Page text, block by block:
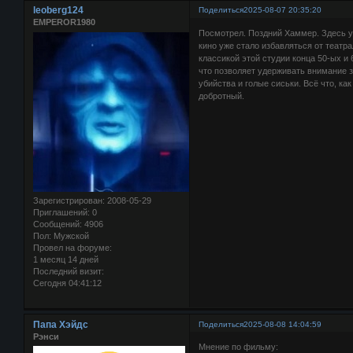
Поделиться2025-08-07 20:35:20
leoberg124
EMPEROR1980
Зарегистрирован: 2008-05-29
Приглашений: 0
Сообщений: 4906
Пол: Мужской
Провел на форуме:
1 месяц 14 дней
Последний визит:
Сегодня 04:41:12
Посмотрел. Поздний Хаммер. Здесь
кино уже стало избавляться от
классикой этой студии конца 50-ых
что позволяет удерживать
убийства и голые сиськи. Всё что,
добротный.
Поделиться2025-08-08 14:04:59
Папа Хэйдс
Рэнси
Мнение по фильму: